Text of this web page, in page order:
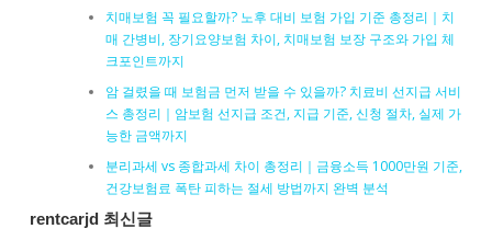
치매보험 꼭 필요할까? 노후 대비 보험 가입 기준 총정리｜치
매 간병비, 장기요양보험 차이, 치매보험 보장 구조와 가입 체
크포인트까지
암 걸렸을 때 보험금 먼저 받을 수 있을까? 치료비 선지급 서비
스 총정리｜암보험 선지급 조건, 지급 기준, 신청 절차, 실제 가
능한 금액까지
분리과세 vs 종합과세 차이 총정리｜금융소득 1000만원 기준,
건강보험료 폭탄 피하는 절세 방법까지 완벽 분석
rentcarjd 최신글